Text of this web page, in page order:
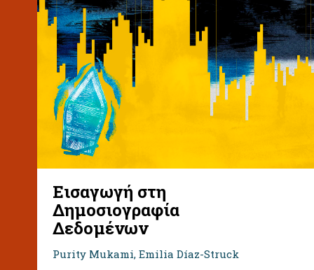
Εισαγωγή στη
Δημοσιογραφία
Δεδομένων
Purity Mukami, Emilia Díaz-Struck